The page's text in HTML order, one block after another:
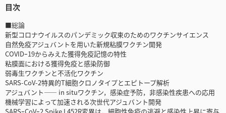
目次
■総論
新型コロナウイルスのパンデミック収束のためのワクチンサイエンス
自然免疫アジュバントを用いた新規粘膜ワクチン開発
COVIDｰ19からみえた獲得免疫記憶の特性
粘膜面における獲得免疫と感染防御
弱毒生ワクチンと不活化ワクチン
SARS-CoV-2特異的T細胞クロノタイプとエピトープ解析
アジュバント―― in situワクチン，感染症予防，非感染性疾患への応用
機械学習によって加速される次世代アジュバント開発